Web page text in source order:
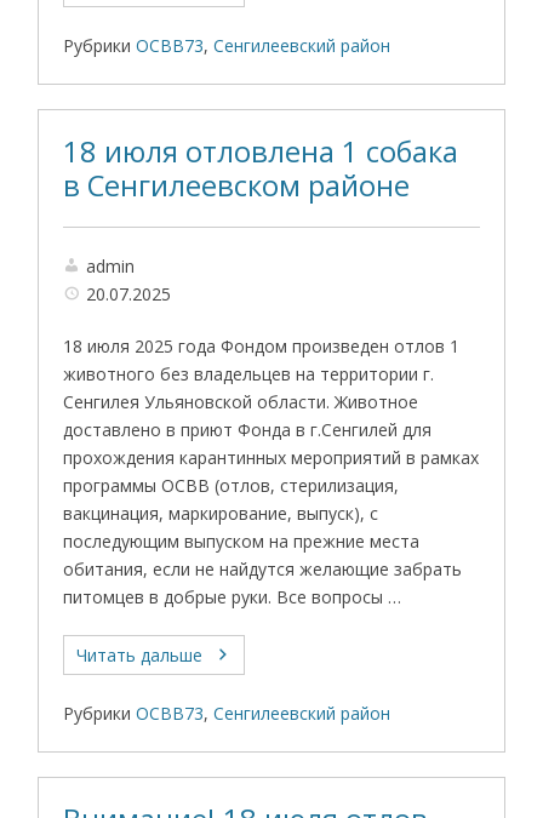
Рубрики ОСВВ73,Сенгилеевский район
18 июля отловлена 1 собака
в Сенгилеевском районе
admin
20.07.2025
18 июля 2025 года Фондом произведен отлов 1
животного без владельцев на территории г.
Сенгилея Ульяновской области. Животное
доставлено в приют Фонда в г.Сенгилей для
прохождения карантинных мероприятий в рамках
программы ОСВВ (отлов, стерилизация,
вакцинация, маркирование, выпуск), с
последующим выпуском на прежние места
обитания, если не найдутся желающие забрать
питомцев в добрые руки. Все вопросы …
Читать дальше
Рубрики ОСВВ73,Сенгилеевский район